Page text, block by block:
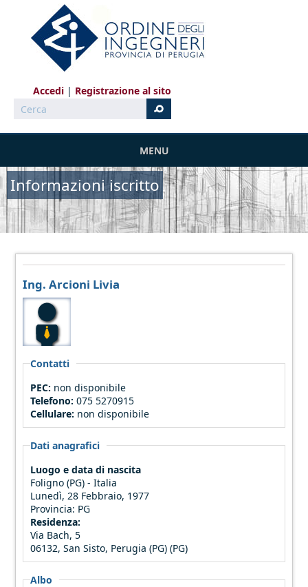
Salta al contenuto principale
Accedi
Registrazione al sito
Cerca
MENU
Informazioni iscritto
Ing. Arcioni Livia
Contatti
PEC: non disponibile
Telefono:075 5270915
Cellulare: non disponibile
Dati anagrafici
Luogo e data di nascita
Foligno (PG) - Italia
Lunedì, 28 Febbraio, 1977
Provincia: PG
Residenza:
Via Bach, 5
06132, San Sisto, Perugia (PG) (PG)
Albo